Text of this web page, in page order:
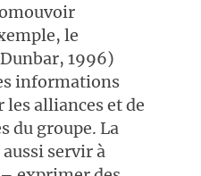
le
1996)
informations
les alliances et de
du groupe. La
servir à